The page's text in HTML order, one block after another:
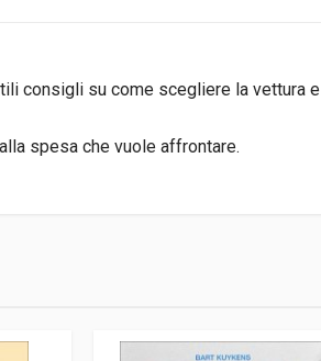
consigli su come scegliere la vettura e
spesa che vuole affrontare.